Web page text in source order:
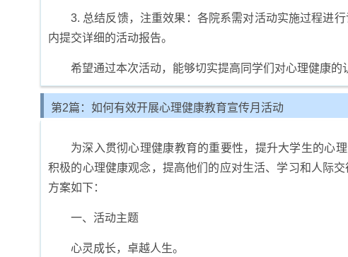
3. 总结反馈，注重效果：各院系需对活动实施过程进
内提交详细的活动报告。
希望通过本次活动，能够切实提高同学们对心理健康的
第2篇：如何有效开展心理健康教育宣传月活动
为深入贯彻心理健康教育的重要性，提升大学生的心
积极的心理健康观念，提高他们的应对生活、学习和人际
方案如下：
一、活动主题
心灵成长，卓越人生。